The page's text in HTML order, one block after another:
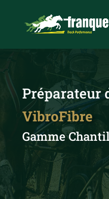
Préparateur
VibroFibre
Gamme